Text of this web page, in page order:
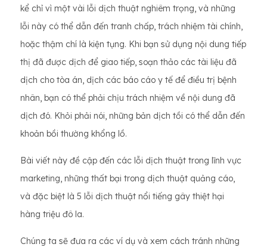
kể chỉ vì một vài lỗi dịch thuật nghiêm trọng, và những
lỗi này có thể dẫn đến tranh chấp, trách nhiệm tài chính,
hoặc thậm chí là kiện tụng. Khi bạn sử dụng nội dung tiếp
thị đã được dịch để giao tiếp, soạn thảo các tài liệu đã
dịch cho tòa án, dịch các báo cáo y tế để điều trị bệnh
nhân, bạn có thể phải chịu trách nhiệm về nội dung đã
dịch đó. Khỏi phải nói, những bản dịch tồi có thể dẫn đến
khoản bồi thường khổng lồ.
Bài viết này đề cập đến các lỗi dịch thuật trong lĩnh vực
marketing, những thất bại trong dịch thuật quảng cáo,
và đặc biệt là 5 lỗi dịch thuật nổi tiếng gây thiệt hại
hàng triệu đô la.
Chúng ta sẽ đưa ra các ví dụ và xem cách tránh những